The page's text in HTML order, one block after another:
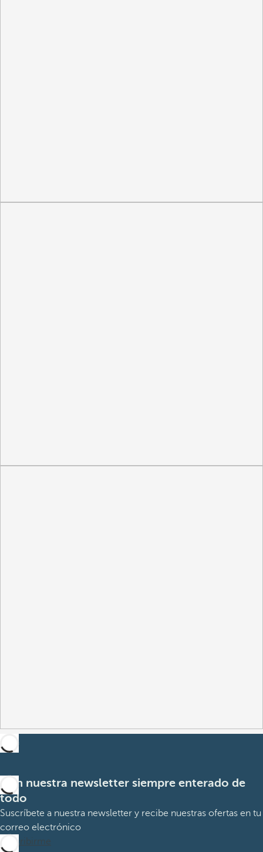
Con nuestra newsletter siempre enterado de
todo
Suscríbete a nuestra newsletter y recibe nuestras ofertas en tu
correo electrónico
Suscribirme